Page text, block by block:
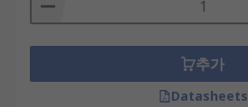
추가
Datasheets